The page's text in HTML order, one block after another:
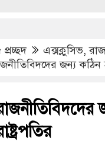
প্রচ্ছদ এক্সক্লুসিভ,
জন্য কঠিন